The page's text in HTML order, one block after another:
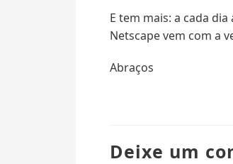
E tem mais: a cada
Netscape vem com a
Abraços
Deixe um